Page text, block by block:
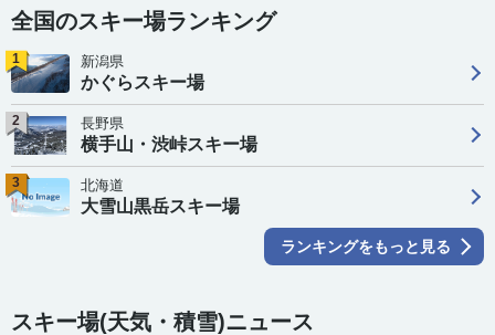
全国のスキー場ランキング
1 新潟県
かぐらスキー場
2 長野県
横手山・渋峠スキー場
3 北海道
大雪山黒岳スキー場
ランキングをもっと見る
スキー場(天気・積雪)ニュース